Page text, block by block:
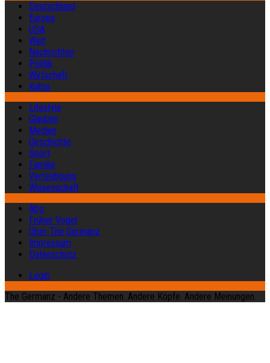
Deutschland
Europa
USA
Welt
Nachrichten
Politik
Wirtschaft
Kultur
Lifestyle
Glauben
Medien
Geschichte
Sport
Familie
Verteidigung
Wissenschaft
Abo
Früher Vogel
Über The Germanz
Impressum
Datenschutz
Login
The Germanz - Andere Themen. Andere Köpfe. Andere Meinungen.